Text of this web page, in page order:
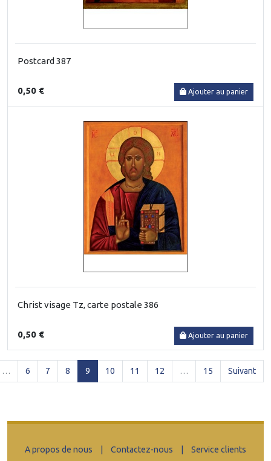
Postcard 387
0,50 € Ajouter au panier
Christ visage Tz, carte postale 386
0,50 € Ajouter au panier
… 6 7 8 9 (current)
10 11 12 … 15 Suivant
A propos de nous Contactez-nous Service clients